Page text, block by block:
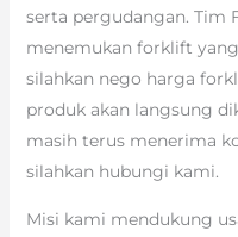
serta pergudangan. Tim
menemukan forklift
silahkan nego harga
produk akan langsung
masih terus menerima
silahkan hubungi kami.
Misi kami mendukung